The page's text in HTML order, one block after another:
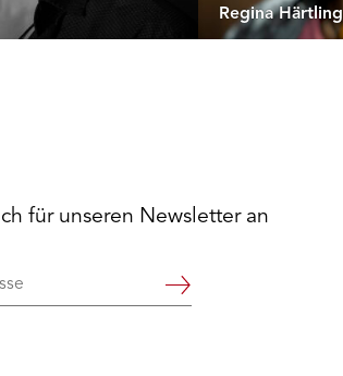
Regina Härtling
für unseren Newsletter an
Weiter